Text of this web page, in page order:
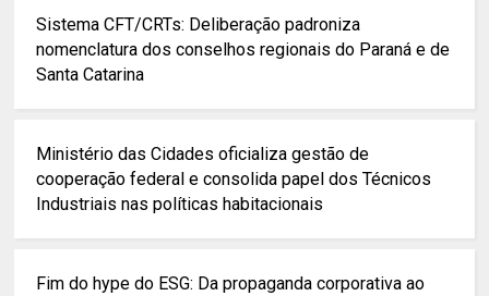
Sistema CFT/CRTs: Deliberação padroniza
nomenclatura dos conselhos regionais do Paraná e de
Santa Catarina
Ministério das Cidades oficializa gestão de
cooperação federal e consolida papel dos Técnicos
Industriais nas políticas habitacionais
Fim do hype do ESG: Da propaganda corporativa ao